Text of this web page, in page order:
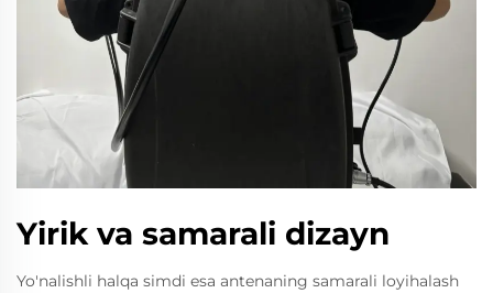
Yirik va samarali dizayn
Yo'nalishli halqa simdi esa antenaning samarali loyihalash